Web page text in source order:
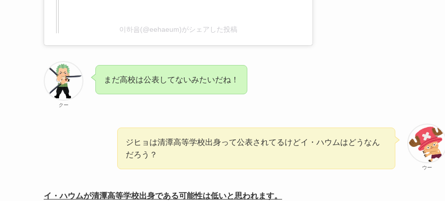
이하음(@eehaeum)がシェアした投稿
クー
まだ高校は公表してないみたいだね！
ウー
ジヒョは清潭高等学校出身って公表されてるけどイ・ハウムはどうなん
だろう？
イ・ハウムが清潭高等学校出身である可能性は低いと思われます。